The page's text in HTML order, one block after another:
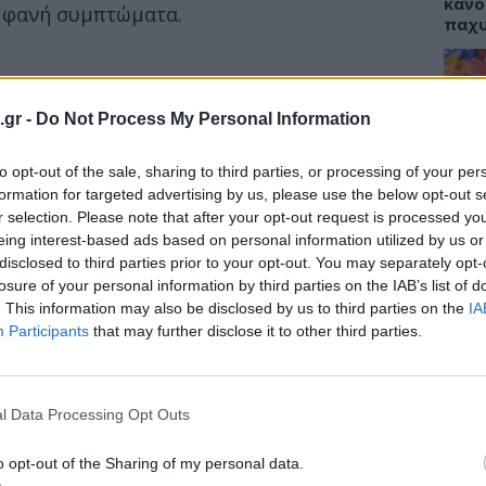
- Do Not Process My Personal Information
opt-out of the sale, sharing to third parties, or processing of your
for targeted advertising by us, please use the below opt-out
selection. Please note that after your opt-out request is processed
interest-based ads based on personal information utilized by us
to third parties prior to your opt-out. You may separately
of your personal information by third parties on the IAB’s list of
This information may also be disclosed by us to third parties on the
Participants that may further disclose it to other third parties.
Data Processing Opt Outs
opt-out of the Sharing of my personal data.
συμπτώματα.
οφθαλμικός χειρουργός της
ότι μια κατάσταση που ονομάζεται
ότι ένα άτομο έχει αυξημένη
ΙΣΑ: